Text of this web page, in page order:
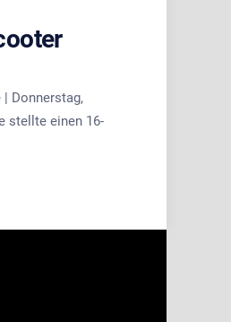
Donnerstag,
stellte einen 16-